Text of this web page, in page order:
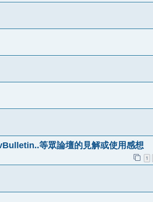
等眾論壇的見解或使用感想
1